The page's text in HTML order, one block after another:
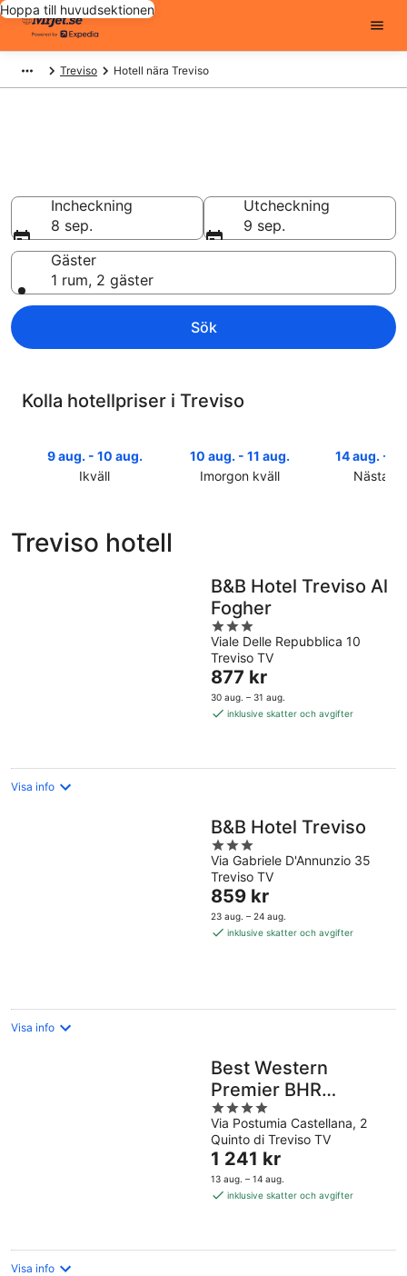
Hoppa till huvudsektionen
Treviso Hotell nära Treviso
Incheckning
8 sep.
Utcheckning
9 sep.
Gäster
1 rum, 2 gäster
Sök
Kolla hotellpriser i Treviso
9 aug. - 10 aug.
Ikväll
nära
Treviso
10 aug. - 11 aug.
Imorgon kväll
imorgon
kväll
aug.
aug.
14 aug. -
Nästa
nästa
aug.
Treviso hotell
B&B Hotel Treviso Al
Fogher
3
out
of
5
Viale Delle Repubblica 10
Treviso TV
Priset
är
877 kr
877 kr
30 aug. – 31 aug.
inklusive skatter och avgifter
Visa info
B&B Hotel Treviso
3
out
of
5
Via Gabriele D'Annunzio 35
Treviso TV
Priset
är
859 kr
859 kr
23 aug. – 24 aug.
inklusive skatter och avgifter
Visa info
Best Western
Premier BHR
Treviso Hotel
4
out
of
5
Via Postumia Castellana, 2
Quinto di Treviso TV
Priset
är
1 241 kr
1 241 kr
13 aug. – 14 aug.
inklusive skatter och avgifter
Visa info